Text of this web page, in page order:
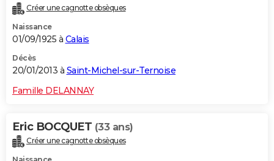
Créer une cagnotte obsèques
Naissance
01/09/1925 à Calais
Décès
20/01/2013 à Saint-Michel-sur-Ternoise
Famille DELANNAY
Eric BOCQUET (33 ans)
Créer une cagnotte obsèques